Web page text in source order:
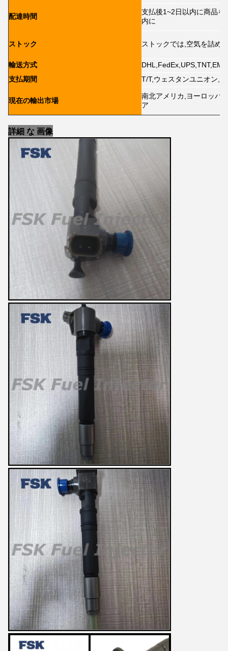
配達時間
支払後1~2日以内に商品
内に
ストック ストックでは,空気を詰め
輸送方式
支払期間
T/T,ウェスタンユニオン,
現在の輸出市場
南北アメリカ,ヨーロッパ,
ア
詳細 な 画像